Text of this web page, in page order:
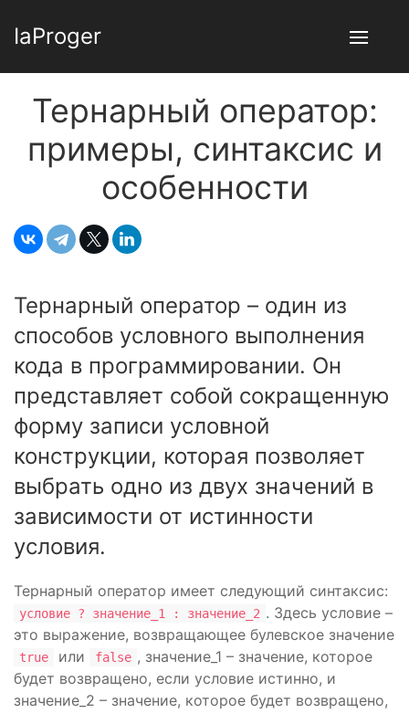
IaProger
Тернарный оператор:
примеры, синтаксис и
особенности
Тернарный оператор – один из
способов условного выполнения
кода в программировании. Он
представляет собой сокращенную
форму записи условной
конструкции, которая позволяет
выбрать одно из двух значений в
зависимости от истинности
условия.
Тернарный оператор имеет следующий синтаксис:
условие ? значение_1 : значение_2 . Здесь условие –
это выражение, возвращающее булевское значение
true или false , значение_1 – значение, которое
будет возвращено, если условие истинно, и
значение_2 – значение, которое будет возвращено,